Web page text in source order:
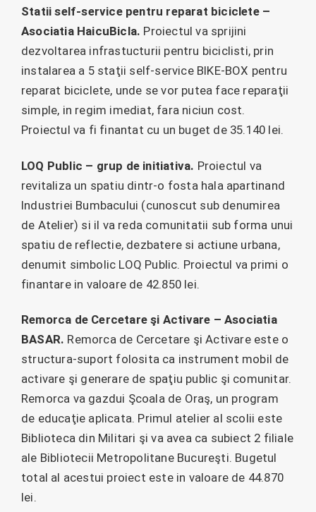
Statii self-service pentru reparat biciclete –
Asociatia HaicuBicla. Proiectul va sprijini
dezvoltarea infrastucturii pentru biciclisti, prin
instalarea a 5 staţii self-service BIKE-BOX pentru
reparat biciclete, unde se vor putea face reparaţii
simple, in regim imediat, fara niciun cost.
Proiectul va fi finantat cu un buget de 35.140 lei.
LOQ Public – grup de initiativa. Proiectul va
revitaliza un spatiu dintr-o fosta hala apartinand
Industriei Bumbacului (cunoscut sub denumirea
de Atelier) si il va reda comunitatii sub forma unui
spatiu de reflectie, dezbatere si actiune urbana,
denumit simbolic LOQ Public. Proiectul va primi o
finantare in valoare de 42.850 lei.
Remorca de Cercetare şi Activare – Asociatia
BASAR. Remorca de Cercetare şi Activare este o
structura-suport folosita ca instrument mobil de
activare şi generare de spaţiu public şi comunitar.
Remorca va gazdui Şcoala de Oraş, un program
de educaţie aplicata. Primul atelier al scolii este
Biblioteca din Militari şi va avea ca subiect 2 filiale
ale Bibliotecii Metropolitane Bucureşti. Bugetul
total al acestui proiect este in valoare de 44.870
lei.